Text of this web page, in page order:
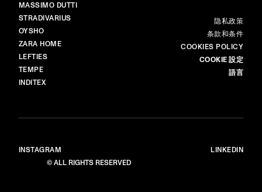
MASSIMO DUTTI
STRADIVARIUS
OYSHO
ZARA HOME
LEFTIES
TEMPE
INDITEX
隐私政策​
条款和条件
COOKIES POLICY
COOKIE 設定
語言
© ALL RIGHTS RESERVED
INSTAGRAM LINKEDIN